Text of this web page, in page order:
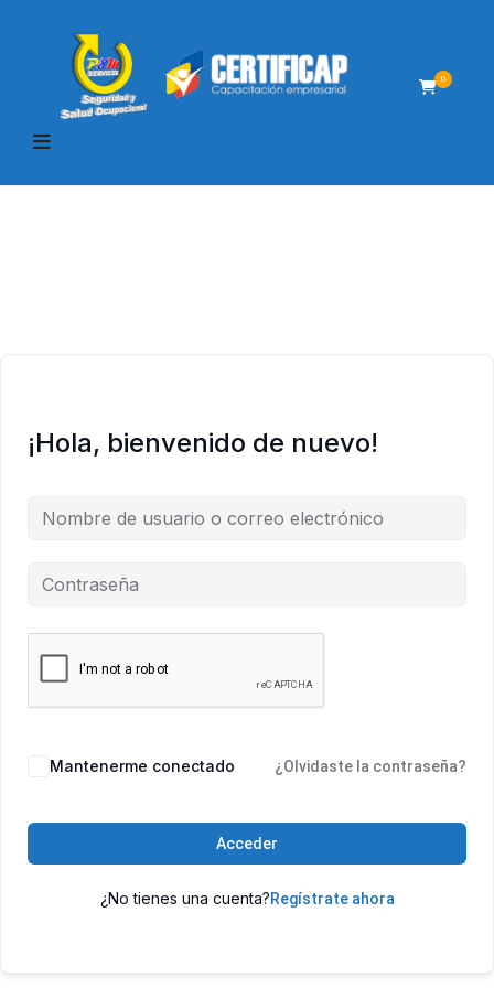
0
¡Hola, bienvenido de nuevo!
Mantenerme conectado ¿Olvidaste la contraseña?
Acceder
¿No tienes una cuenta?Regístrate ahora